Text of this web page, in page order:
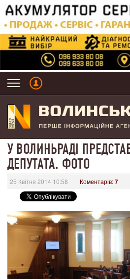
У ВОЛИНЬРАДІ
ДЕПУТАТА. ФОТО
25 Квітня 2014 10:58 Коментарів:7